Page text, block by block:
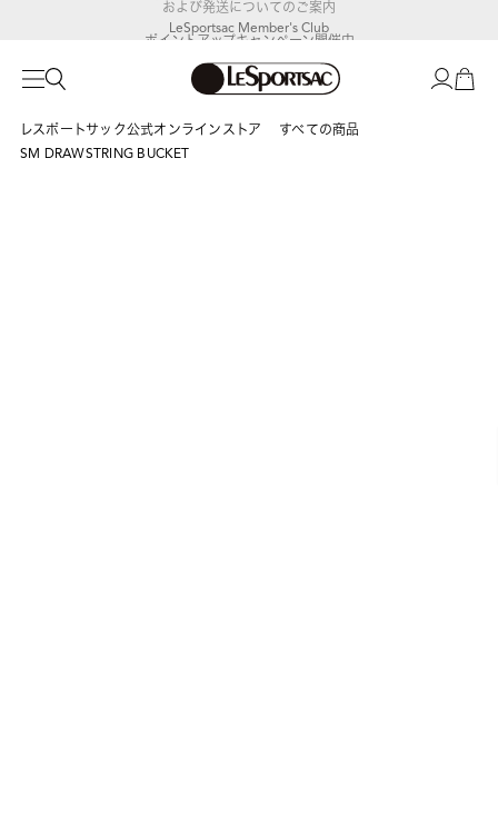
LeSportsac Member's Club
ポイントアップキャンペーン開催中
レスポートサック公式オンラインストア
すべての商品
SM DRAWSTRING BUCKET